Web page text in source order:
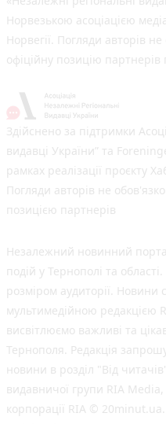
Норвезькою асоціацією
Норвегії. Погляди авторів
офіційну позицію партнерів
Здійснено за підтримки
видавці України” та
рамках реалізації проєкту
Погляди авторів не
позицією партнерів
Незалежний новинний
подій у Тернополі та
розміром аудиторії. Новини
мультимедійною редакцією
висвітлюємо важливі та
Тернополя. Редакція
новини в розділ "Від
видавничої групи RIA
корпорації RIA ©